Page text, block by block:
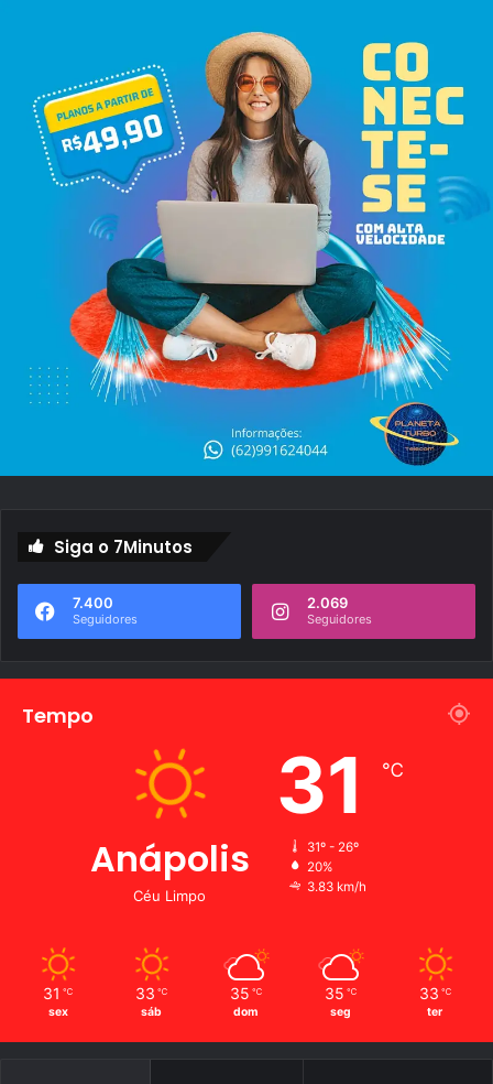
Siga o 7Minutos
7.400
Seguidores
2.069
Seguidores
Tempo
Anápolis
Céu Limpo
31 ℃
31º - 26º
20%
3.83 km/h
31 ℃
sex
33 ℃
sáb
35 ℃
dom
35 ℃
seg
33 ℃
ter